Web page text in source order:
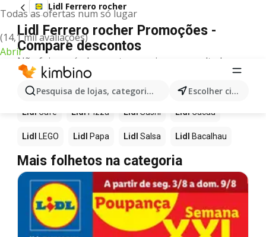
Todas as ofertas num só lugar
(14,1 mil avaliações)
Abrir
Pesquisa de lojas, categorias,produtos... Escolher cidade
Lidl Ferrero rocher
Lidl Ferrero rocher Promoções -
Compare descontos
Não foi possível encontrar quaisquer resultados
para este termo.
Mais produtos em Lidl
Lidl Café Lidl Pizza Lidl Sushi Lidl Cacau
Lidl LEGO Lidl Papa Lidl Salsa Lidl Bacalhau
Mais folhetos na categoria